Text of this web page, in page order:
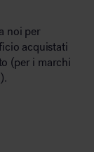
noi per
acquistati
(per i marchi